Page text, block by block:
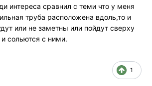
интереса сравнил с теми что у меня
труба расположена вдоль,то и
или не заметны или пойдут сверху
сольются с ними.
1